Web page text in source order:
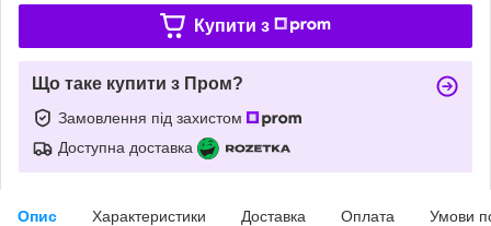
Купити з
Що таке купити з Пром?
Замовлення під захистом
Доступна доставка
Опис Характеристики Доставка Оплата Умови